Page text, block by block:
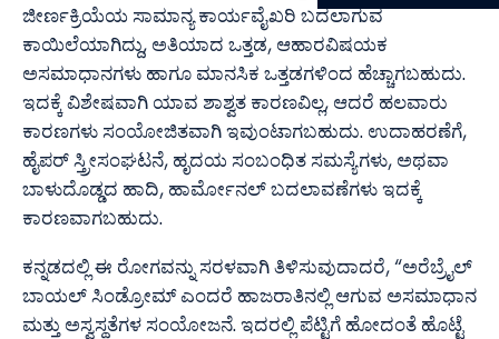
ಜೀರ್ಣಕ್ರಿಯೆಯ ಸಾಮಾನ್ಯ ಕಾರ್ಯವೈಖರಿ ಬದಲಾಗುವ
ಕಾಯಿಲೆಯಾಗಿದ್ದು, ಅತಿಯಾದ ಒತ್ತಡ, ಆಹಾರವಿಷಯಕ
ಅಸಮಾಧಾನಗಳು ಹಾಗೂ ಮಾನಸಿಕ ಒತ್ತಡಗಳಿಂದ ಹೆಚ್ಚಾಗಬಹುದು.
ಇದಕ್ಕೆ ವಿಶೇಷವಾಗಿ ಯಾವ ಶಾಶ್ವತ ಕಾರಣವಿಲ್ಲ, ಆದರೆ ಹಲವಾರು
ಕಾರಣಗಳು ಸಂಯೋಜಿತವಾಗಿ ಇವುಂಟಾಗಬಹುದು. ಉದಾಹರಣೆಗೆ,
ಹೈಪರ್ ಸ್ತ್ರೀಸಂಘಟನೆ, ಹೃದಯ ಸಂಬಂಧಿತ ಸಮಸ್ಯೆಗಳು, ಅಥವಾ
ಬಾಳುದೊಡ್ಡದ ಹಾದಿ, ಹಾರ್ಮೋನಲ್ ಬದಲಾವಣೆಗಳು ಇದಕ್ಕೆ
ಕಾರಣವಾಗಬಹುದು.
ಕನ್ನಡದಲ್ಲಿ ಈ ರೋಗವನ್ನು ಸರಳವಾಗಿ ತಿಳಿಸುವುದಾದರೆ, “ಅರೆಬ್ರೈಲ್
ಬಾಯಲ್ ಸಿಂಡ್ರೋಮ್ ಎಂದರೆ ಹಾಜರಾತಿನಲ್ಲಿ ಆಗುವ ಅಸಮಾಧಾನ
ಮತ್ತು ಅಸ್ವಸ್ಥತೆಗಳ ಸಂಯೋಜನೆ. ಇದರಲ್ಲಿ ಪೆಟ್ಟಿಗೆ ಹೋದಂತೆ ಹೊಟ್ಟೆ